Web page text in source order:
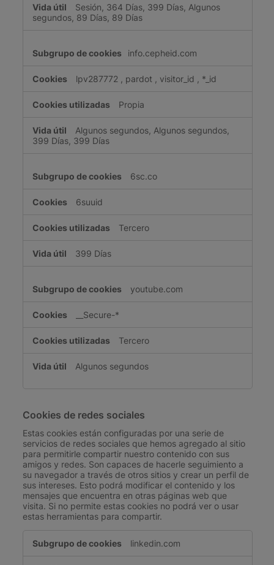
Sesión, 364 Días, 399 Días, Algunos
segundos, 89 Días, 89 Días
info.cepheid.com
lpv287772 , pardot , visitor_id , *_id
Propia
Algunos segundos, Algunos segundos,
399 Días, 399 Días
6sc.co
6suuid
Tercero
399 Días
youtube.com
__Secure-*
Tercero
Algunos segundos
Cookies de redes sociales
Estas cookies están configuradas por una serie de
servicios de redes sociales que hemos agregado al sitio
para permitirle compartir nuestro contenido con sus
amigos y redes. Son capaces de hacerle seguimiento a
su navegador a través de otros sitios y crear un perfil de
sus intereses. Esto podrá modificar el contenido y los
mensajes que encuentra en otras páginas web que
visita. Si no permite estas cookies no podrá ver o usar
estas herramientas para compartir.
de
linkedin.com